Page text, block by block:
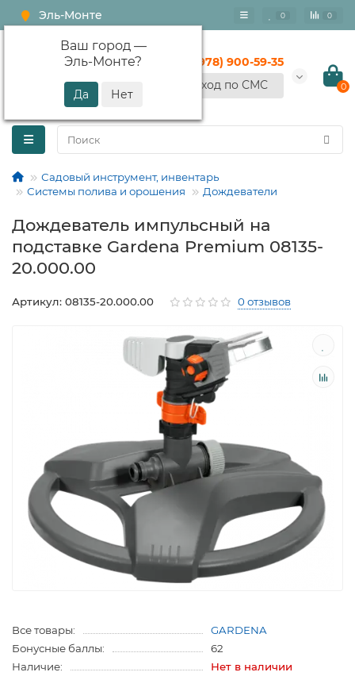
Эль-Монте
Ваш город —
Эль-Монте?
0 0
+7 (978) 900-59-35
Вход по СМС
0
Садовый инструмент, инвентарь
Системы полива и орошения
Дождеватели
Дождеватель импульсный на
подставке Gardena Premium 08135-
20.000.00
Артикул: 08135-20.000.00 0 отзывов
Все товары:
GARDENA
Бонусные баллы:
62
Наличие:
Нет в наличии